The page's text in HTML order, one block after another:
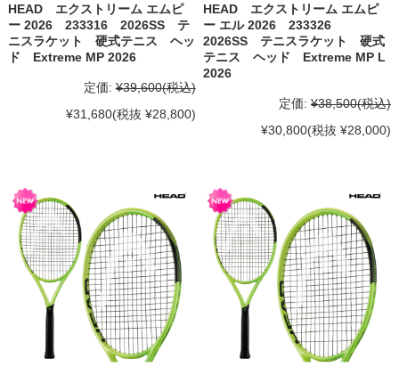
HEAD エクストリーム エムピ
ー 2026 233316 2026SS テ
ニスラケット 硬式テニス ヘッ
ド Extreme MP 2026
定価: ¥39,600(税込)
¥31,680(税抜 ¥28,800)
HEAD エクストリーム エムピ
ー エル 2026 233326
2026SS テニスラケット 硬式
テニス ヘッド Extreme MP L
2026
定価: ¥38,500(税込)
¥30,800(税抜 ¥28,000)